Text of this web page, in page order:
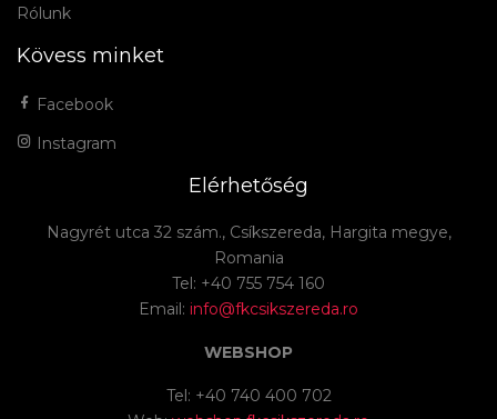
Rólunk
Kövess minket
Facebook
Instagram
Elérhetőség
Nagyrét utca 32 szám., Csíkszereda, Hargita megye,
Romania
Tel: +40 755 754 160
Email: info@fkcsikszereda.ro
WEBSHOP
Tel: +40 740 400 702